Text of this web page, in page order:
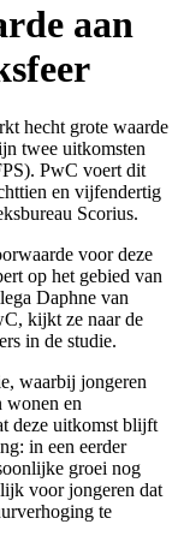
aan
hecht grote waarde
twee uitkomsten
PwC voert dit
en vijfendertig
Scorius.
voor deze
op het gebied van
Daphne van
kijkt ze naar de
in de studie.
waarbij jongeren
wonen en
deze uitkomst blijft
in een eerder
groei nog
voor jongeren dat
te